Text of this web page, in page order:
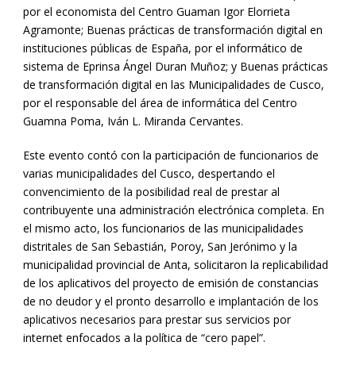
por el economista del Centro Guaman Igor Elorrieta
Agramonte; Buenas prácticas de transformación digital en
instituciones públicas de España, por el informático de
sistema de Eprinsa Ángel Duran Muñoz; y Buenas prácticas
de transformación digital en las Municipalidades de Cusco,
por el responsable del área de informática del Centro
Guamna Poma, Iván L. Miranda Cervantes.
Este evento contó con la participación de funcionarios de
varias municipalidades del Cusco, despertando el
convencimiento de la posibilidad real de prestar al
contribuyente una administración electrónica completa. En
el mismo acto, los funcionarios de las municipalidades
distritales de San Sebastián, Poroy, San Jerónimo y la
municipalidad provincial de Anta, solicitaron la replicabilidad
de los aplicativos del proyecto de emisión de constancias
de no deudor y el pronto desarrollo e implantación de los
aplicativos necesarios para prestar sus servicios por
internet enfocados a la política de “cero papel”.